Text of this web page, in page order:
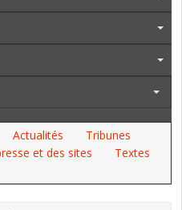
Actualités
Tribunes
et des sites
Textes